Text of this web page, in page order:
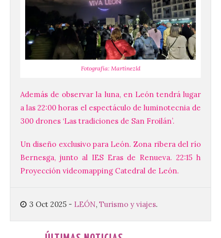
Fotografía: Martínezld
Además de observar la luna, en León tendrá lugar
a las 22:00 horas el espectáculo de luminotecnia de
300 drones ‘Las tradiciones de San Froilán’.
Un diseño exclusivo para León. Zona ribera del río
Bernesga, junto al IES Eras de Renueva. 22:15 h
Proyección videomapping Catedral de León.
3 Oct 2025 - LEÓN, Turismo y viajes.
Santander aconseja acudir
a pie o en transporte
público y evitar el
8 Ago 2026
que llegan a la zona en
puntos como el faro de
Cabo Mayor, Cueto,
Corbanera o Ciriego y
reforzará la movilidad con un servicio
Cabárceno prepara tres